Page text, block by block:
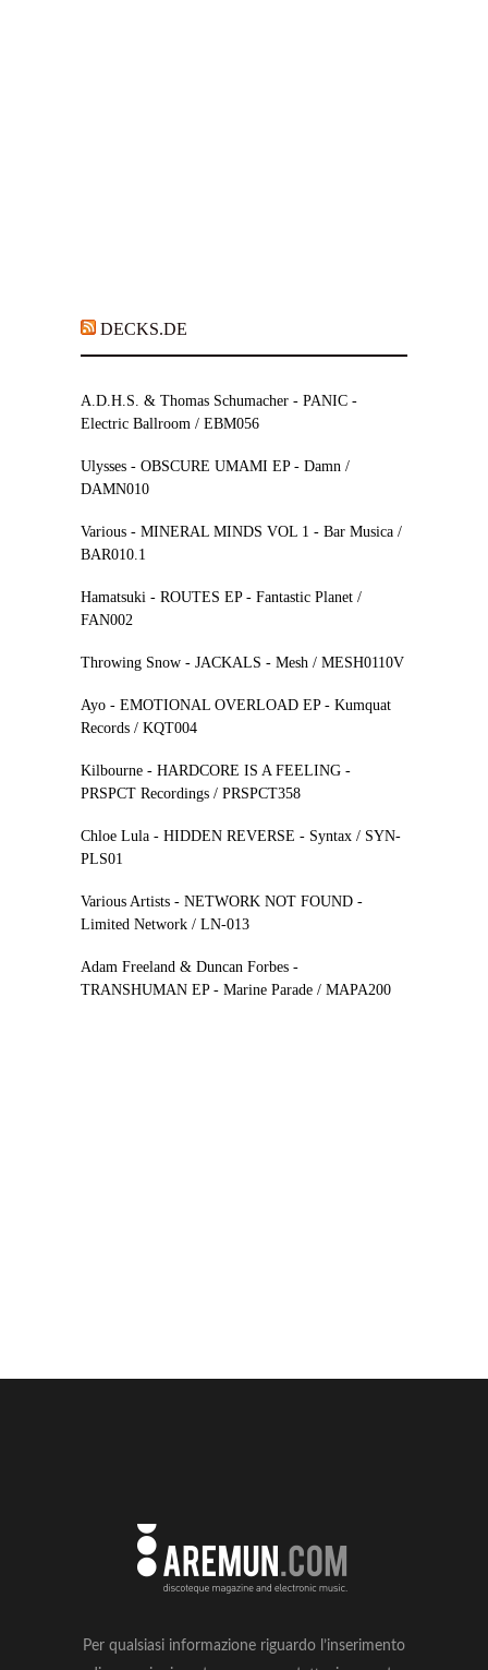
DECKS.DE
A.D.H.S. & Thomas Schumacher - PANIC -
Electric Ballroom / EBM056
Ulysses - OBSCURE UMAMI EP - Damn /
DAMN010
Various - MINERAL MINDS VOL 1 - Bar Musica /
BAR010.1
Hamatsuki - ROUTES EP - Fantastic Planet /
FAN002
Throwing Snow - JACKALS - Mesh / MESH0110V
Ayo - EMOTIONAL OVERLOAD EP - Kumquat
Records / KQT004
Kilbourne - HARDCORE IS A FEELING -
PRSPCT Recordings / PRSPCT358
Chloe Lula - HIDDEN REVERSE - Syntax / SYN-
PLS01
Various Artists - NETWORK NOT FOUND -
Limited Network / LN-013
Adam Freeland & Duncan Forbes -
TRANSHUMAN EP - Marine Parade / MAPA200
Per qualsiasi informazione riguardo l’inserimento